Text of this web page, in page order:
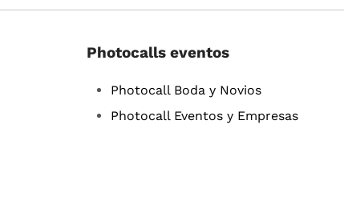
Photocalls eventos
Photocall Boda y Novios
Photocall Eventos y Empresas